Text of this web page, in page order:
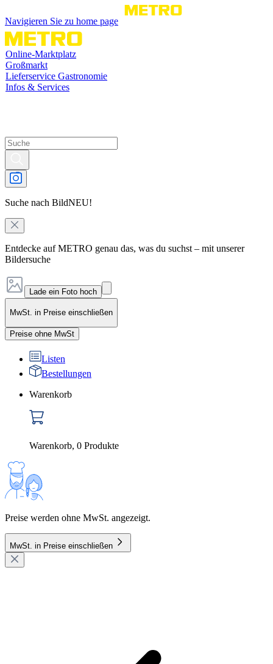
Navigieren Sie zu home page
Online-Marktplatz
Großmarkt
Lieferservice Gastronomie
Infos & Services
Suche nach BildNEU!
Entdecke auf METRO genau das, was du suchst – mit unserer
Bildersuche
Lade ein Foto hoch
MwSt. in Preise einschließen
Preise ohne MwSt
Listen
Bestellungen
Warenkorb
Warenkorb, 0 Produkte
Preise werden ohne MwSt. angezeigt.
MwSt. in Preise einschließen